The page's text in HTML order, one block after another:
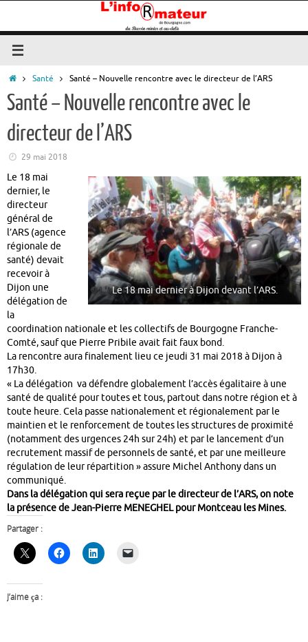
contenu
Accueil
Santé Santé – Nouvelle rencontre avec le directeur de l’ARS
Santé – Nouvelle rencontre avec le
directeur de l’ARS
29 mai 2018
Le 18 mai dernier à Dijon devant l’ARS.
Le 18 mai
dernier, le
directeur
général de
l’ARS (agence
régionale de
santé) devait
recevoir à
Dijon une
délégation de
la
coordination nationale et les collectifs de Bourgogne Franche-
Comté, sauf que Pierre Pribile avait fait faux bond.
La rencontre aura finalement lieu ce jeudi 31 mai 2018 à Dijon à
17h30.
« La délégation va défendre globalement l’accès égalitaire à une
santé de qualité pour toutes et tous, partout dans notre région et à
toute heure.Cela passe nationalement et régionalement par le
maintien et le renforcement de toutes les structures de proximité
(notamment des urgences 24h sur 24h) et par le lancement d’un
recrutement massif de personnels de santé, et par une meilleure
régulation de leur répartition » assure Michel Anthony dans un
communiqué.
Dans la délégation qui sera reçue par le directeur de l’ARS, on note
la présence de Jean-Pierre MENEGHEL pour Montceau les Mines.
Partager :
J’aime ça :